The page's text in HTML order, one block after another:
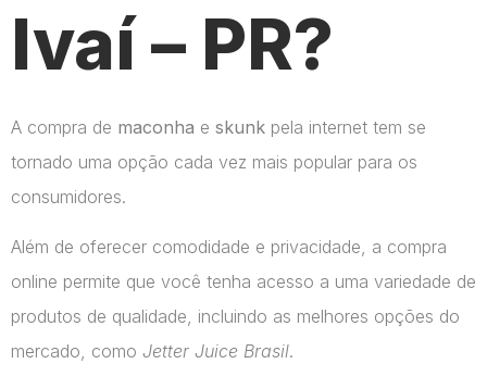
Ivaí – PR?
A compra de maconha e skunk pela internet tem se
tornado uma opção cada vez mais popular para os
consumidores.
Além de oferecer comodidade e privacidade, a compra
online permite que você tenha acesso a uma variedade de
produtos de qualidade, incluindo as melhores opções do
mercado, como Jetter Juice Brasil.